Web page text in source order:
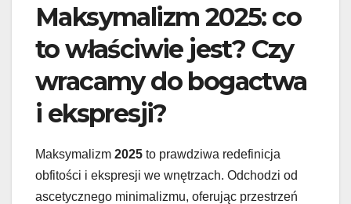
Maksymalizm 2025: co
to właściwie jest? Czy
wracamy do bogactwa
i ekspresji?
Maksymalizm 2025 to prawdziwa redefinicja
obfitości i ekspresji we wnętrzach. Odchodzi od
ascetycznego minimalizmu, oferując przestrzeń